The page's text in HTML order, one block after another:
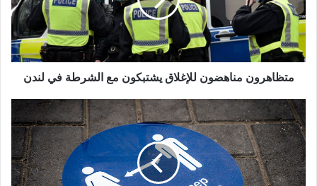
الشرطة
في
لندن
متظاهرون مناهضون للإغلاق يشتبكون مع الشرطة في لندن
المملكة
المتحدة
تسجل
15871
إصابة
جديدة